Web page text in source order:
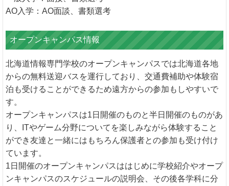
AO入学：AO面談、書類選考
オープンキャンパス情報
北海道情報専門学校のオープンキャンパスでは北海道各地
からの無料送迎バスを運行しており、交通費補助や体験宿
泊も受けることができるため遠方からの参加もしやすいで
す。
オープンキャンパスは1日開催のものと半日開催のものがあ
り、ITやゲーム分野についてを楽しみながら体験すること
ができ友達と一緒にはもちろん保護者との参加も受け付け
ています。
1日開催のオープンキャンパスははじめに学校紹介やオープ
ンキャンパスのスケジュールの説明会、その後各学科に分